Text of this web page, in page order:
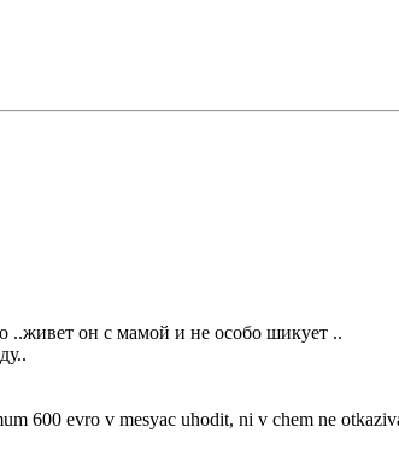
..живет он с мамой и не особо шикует ..
600 evro v mesyac uhodit, ni v chem ne